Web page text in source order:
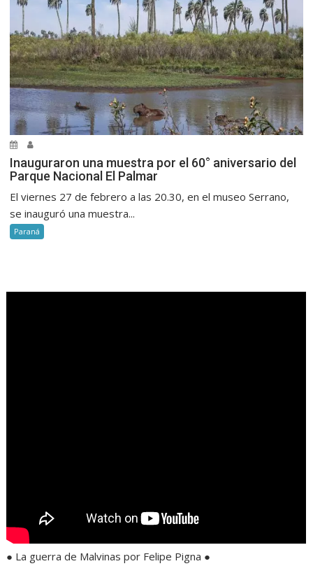
Inauguraron una muestra por el 60° aniversario del
Parque Nacional El Palmar
El viernes 27 de febrero a las 20.30, en el museo Serrano,
se inauguró una muestra...
Paraná
● La guerra de Malvinas por Felipe Pigna ●